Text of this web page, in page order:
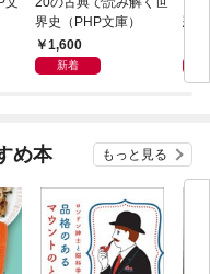
界史（PHP文庫）
1,600
新着
恐
め本 もっと見る